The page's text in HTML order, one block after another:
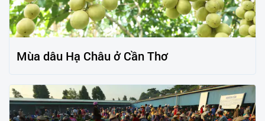
Mùa dâu Hạ Châu ở Cần Thơ